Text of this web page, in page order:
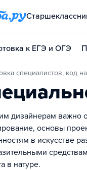
к ЕГЭ и ОГЭ
специалистов, код
дизайнерам важно
основы
в искусстве
в натуре.